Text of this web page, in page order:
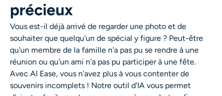
précieux
Vous est-il déjà arrivé de regarder une photo et de
souhaiter que quelqu'un de spécial y figure ? Peut-être
qu'un membre de la famille n'a pas pu se rendre à une
réunion ou qu'un ami n'a pas pu participer à une fête.
Avec AI Ease, vous n'avez plus à vous contenter de
souvenirs incomplets ! Notre outil d'IA vous permet